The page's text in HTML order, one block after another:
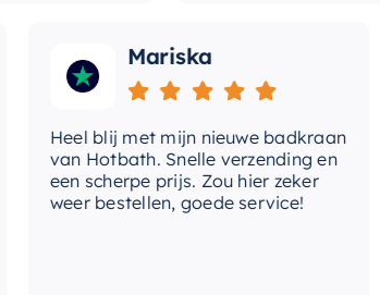
Mariska
Heel blij met mijn nieuwe badkraan
van Hotbath. Snelle verzending en
een scherpe prijs. Zou hier zeker
weer bestellen, goede service!